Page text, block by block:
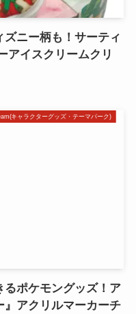
ズニー柄も！サーティ
アイスクリームクリ
キャラクターグッズ・テーマパーク)
ポケモングッズ！ア
』アクリルマーカーチ